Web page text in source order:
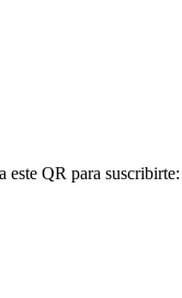
este QR para suscribirte: